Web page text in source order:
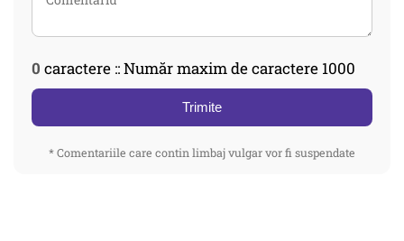
0 caractere :: Număr maxim de caractere 1000
Trimite
* Comentariile care contin limbaj vulgar vor fi suspendate